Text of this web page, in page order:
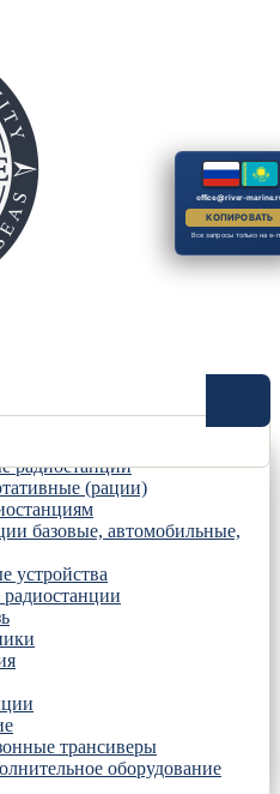
радиостанции
(рации)
базовые, автомобильные,
устройства
трансиверы
оборудование
office@river-
КОПИРОВАТЬ
Все запросы только на e-